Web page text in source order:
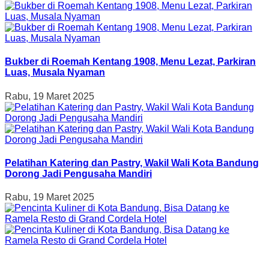
Bukber di Roemah Kentang 1908, Menu Lezat, Parkiran
Luas, Musala Nyaman
Rabu, 19 Maret 2025
Pelatihan Katering dan Pastry, Wakil Wali Kota Bandung
Dorong Jadi Pengusaha Mandiri
Rabu, 19 Maret 2025